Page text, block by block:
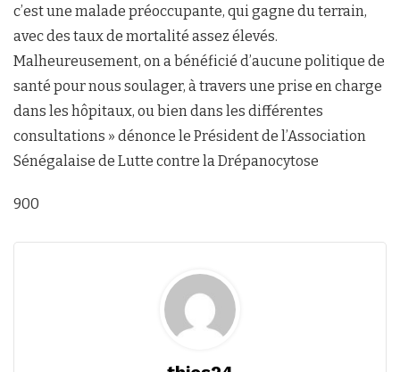
c’est une malade préoccupante, qui gagne du terrain,
avec des taux de mortalité assez élevés.
Malheureusement, on a bénéficié d’aucune politique de
santé pour nous soulager, à travers une prise en charge
dans les hôpitaux, ou bien dans les différentes
consultations » dénonce le Président de l’Association
Sénégalaise de Lutte contre la Drépanocytose
900